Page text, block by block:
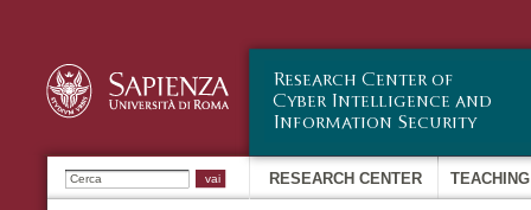
Ricerca RESEARCH CENTER TEACHING